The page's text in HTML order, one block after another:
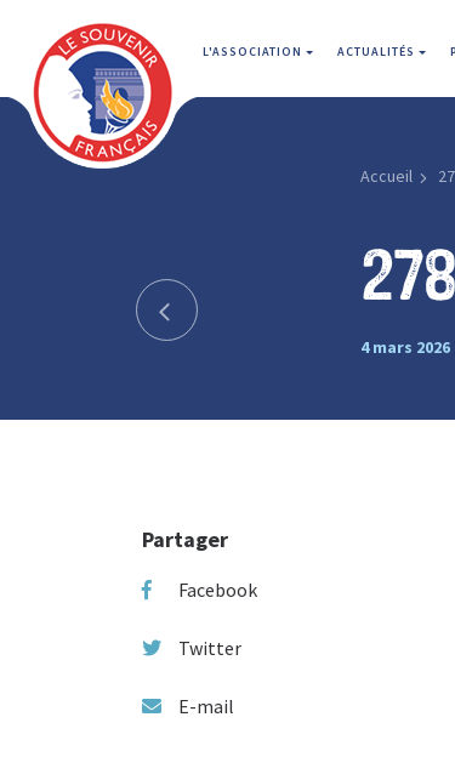
L'ASSOCIATION ACTUALITÉS
Accueil
4 mars 2026
Partager
Facebook
Twitter
E-mail